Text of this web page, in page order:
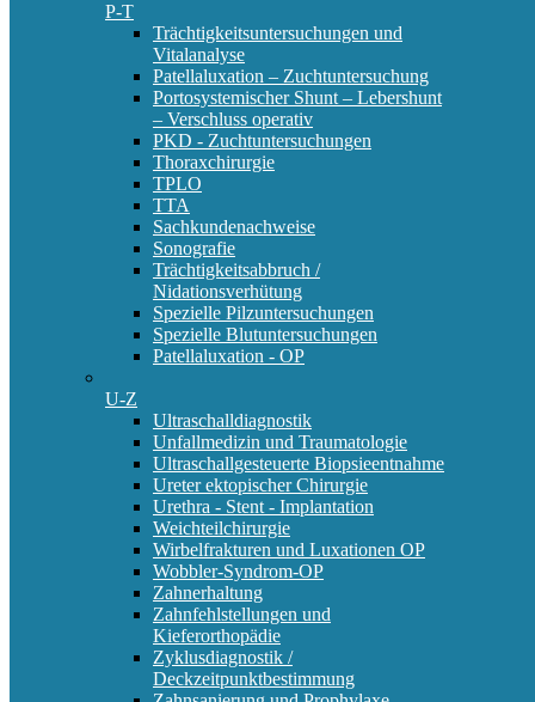
P-T
Trächtigkeitsuntersuchungen und
Vitalanalyse
Patellaluxation – Zuchtuntersuchung
Portosystemischer Shunt – Lebershunt
– Verschluss operativ
PKD - Zuchtuntersuchungen
Thoraxchirurgie
TPLO
TTA
Sachkundenachweise
Sonografie
Trächtigkeitsabbruch /
Nidationsverhütung
Spezielle Pilzuntersuchungen
Spezielle Blutuntersuchungen
Patellaluxation - OP
U-Z
Ultraschalldiagnostik
Unfallmedizin und Traumatologie
Ultraschallgesteuerte Biopsieentnahme
Ureter ektopischer Chirurgie
Urethra - Stent - Implantation
Weichteilchirurgie
Wirbelfrakturen und Luxationen OP
Wobbler-Syndrom-OP
Zahnerhaltung
Zahnfehlstellungen und
Kieferorthopädie
Zyklusdiagnostik /
Deckzeitpunktbestimmung